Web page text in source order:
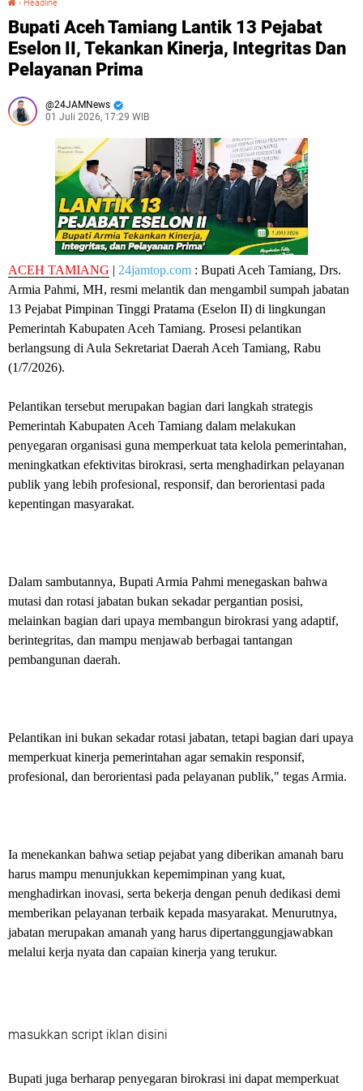
› Headline
Bupati Aceh Tamiang Lantik 13 Pejabat
Eselon II, Tekankan Kinerja, Integritas Dan
Pelayanan Prima
24JAMNews
01 Juli 2026, 17:29 WIB
ACEH TAMIANG | 24jamtop.com : Bupati Aceh Tamiang, Drs.
Armia Pahmi, MH, resmi melantik dan mengambil sumpah jabatan
13 Pejabat Pimpinan Tinggi Pratama (Eselon II) di lingkungan
Pemerintah Kabupaten Aceh Tamiang. Prosesi pelantikan
berlangsung di Aula Sekretariat Daerah Aceh Tamiang, Rabu
(1/7/2026).
Pelantikan tersebut merupakan bagian dari langkah strategis
Pemerintah Kabupaten Aceh Tamiang dalam melakukan
penyegaran organisasi guna memperkuat tata kelola pemerintahan,
meningkatkan efektivitas birokrasi, serta menghadirkan pelayanan
publik yang lebih profesional, responsif, dan berorientasi pada
kepentingan masyarakat.
Dalam sambutannya, Bupati Armia Pahmi menegaskan bahwa
mutasi dan rotasi jabatan bukan sekadar pergantian posisi,
melainkan bagian dari upaya membangun birokrasi yang adaptif,
berintegritas, dan mampu menjawab berbagai tantangan
pembangunan daerah.
Pelantikan ini bukan sekadar rotasi jabatan, tetapi bagian dari upaya
memperkuat kinerja pemerintahan agar semakin responsif,
profesional, dan berorientasi pada pelayanan publik," tegas Armia.
Ia menekankan bahwa setiap pejabat yang diberikan amanah baru
harus mampu menunjukkan kepemimpinan yang kuat,
menghadirkan inovasi, serta bekerja dengan penuh dedikasi demi
memberikan pelayanan terbaik kepada masyarakat. Menurutnya,
jabatan merupakan amanah yang harus dipertanggungjawabkan
melalui kerja nyata dan capaian kinerja yang terukur.
masukkan script iklan disini
Bupati juga berharap penyegaran birokrasi ini dapat memperkuat